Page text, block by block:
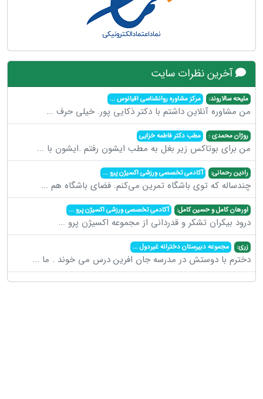
آخرین نظرات سایت
ملیحه سالاروند: مرکز مشاوره روانشناسی اقیانوس...
من مشاوره آنلاین داشتم با دکتر ذکایی پور. خیلی حرف ...
روژان محمدی : مطب دکتر فاطمه خزایی
من برای بوتاکس زیر بغل به مطب ایشون رفتم .ایشون با ...
رادین رحمانی: آکادمی تخصصی ورزشی اکسیژن پرو...
چندساله که توی باشگاه تمرین می‌کنم. فضای باشگاه هم ...
اورهان کامل و حسین کامل: آکادمی تخصصی ورزشی اکسیژن پرو...
درود بیکران تشکر و قدردانی از مجموعه اکسیژن پرو ...
زری: مجموعه دبیرستان دخترانه غیردول...
دخترم با دوستش در مدرسه جان افرین درس می خوند . ما ...